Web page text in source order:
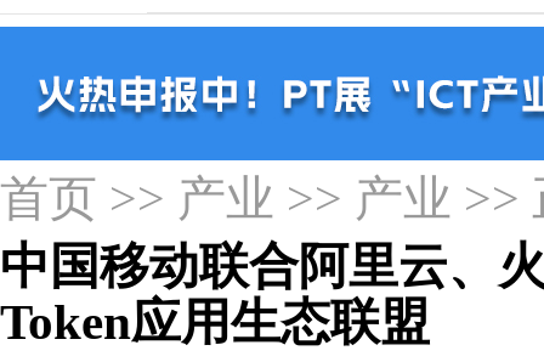
首页 >> 产业 >> 产业 >>
中国移动联合阿里云、
Token应用生态联盟